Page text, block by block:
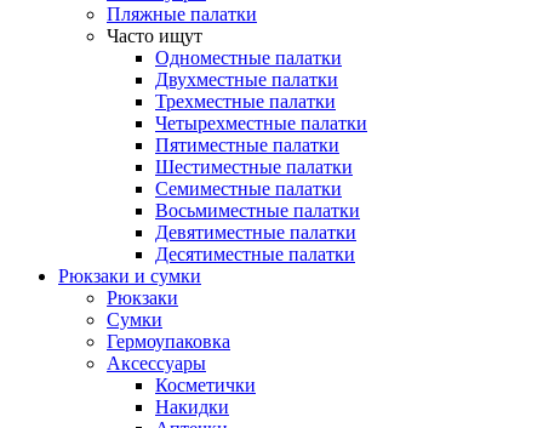
Пляжные палатки
Часто ищут
Одноместные палатки
Двухместные палатки
Трехместные палатки
Четырехместные палатки
Пятиместные палатки
Шестиместные палатки
Семиместные палатки
Восьмиместные палатки
Девятиместные палатки
Десятиместные палатки
Рюкзаки и сумки
Рюкзаки
Сумки
Гермоупаковка
Аксессуары
Косметички
Накидки